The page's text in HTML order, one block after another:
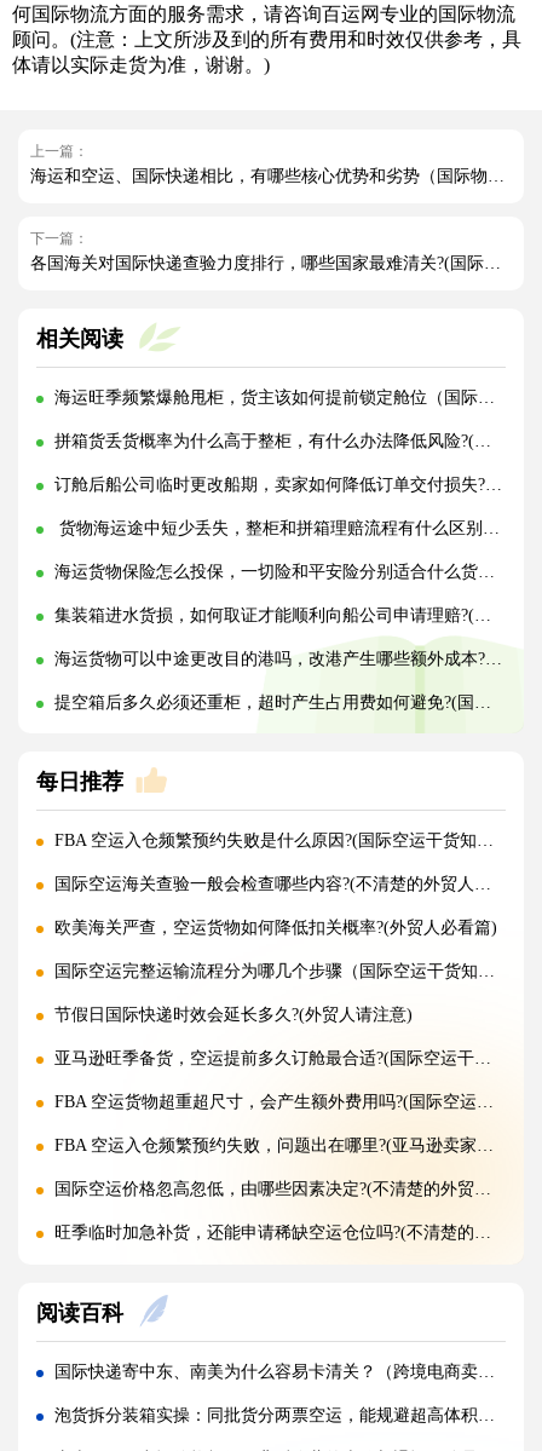
何国际物流方面的服务需求，请咨询百运网专业的国际物流
顾问。(注意：上文所涉及到的所有费用和时效仅供参考，具
体请以实际走货为准，谢谢。)
上一篇：
海运和空运、国际快递相比，有哪些核心优势和劣势（国际物流干货知识分享）
下一篇：
各国海关对国际快递查验力度排行，哪些国家最难清关?(国际快递干货知识分享)
相关阅读
海运旺季频繁爆舱甩柜，货主该如何提前锁定舱位（国际海运干货知识分享）
拼箱货丢货概率为什么高于整柜，有什么办法降低风险?(国际海运干货知识分享)
订舱后船公司临时更改船期，卖家如何降低订单交付损失?(国际海运干货知识分享)
货物海运途中短少丢失，整柜和拼箱理赔流程有什么区别?(国际海运干货知识分享)
海运货物保险怎么投保，一切险和平安险分别适合什么货物?(国际海运干货知识分享)
集装箱进水货损，如何取证才能顺利向船公司申请理赔?(国际海运干货知识分享)
海运货物可以中途更改目的港吗，改港产生哪些额外成本?(国际海运干货知识分享)
提空箱后多久必须还重柜，超时产生占用费如何避免?(国际海运干货知识分享)
每日推荐
FBA 空运入仓频繁预约失败是什么原因?(国际空运干货知识分享)
国际空运海关查验一般会检查哪些内容?(不清楚的外贸人看过来)
欧美海关严查，空运货物如何降低扣关概率?(外贸人必看篇)
国际空运完整运输流程分为哪几个步骤（国际空运干货知识分享）
节假日国际快递时效会延长多久?(外贸人请注意)
亚马逊旺季备货，空运提前多久订舱最合适?(国际空运干货知识分享)
FBA 空运货物超重超尺寸，会产生额外费用吗?(国际空运干货知识分享)
FBA 空运入仓频繁预约失败，问题出在哪里?(亚马逊卖家请注意)
国际空运价格忽高忽低，由哪些因素决定?(不清楚的外贸人看过来)
旺季临时加急补货，还能申请稀缺空运仓位吗?(不清楚的外贸人看过来)
实木托盘无 IPPC 标识，空运落地除销毁外有哪些整改方式(国际空运干货知识分享)
空运到仓长期不上架，如何区分物流延误与亚马逊仓内拥堵?(国际空运干货知识分享)
美仓热门地址，空派派送经常拒收该怎么处理（不清楚的跨境卖家看过来）
阅读百科
国际快递寄中东、南美为什么容易卡清关？（跨境电商卖家如何降低清关风险）
泡货拆分装箱实操：同批货分两票空运，能规避超高体积重计费吗（国际空运干货知识分享）